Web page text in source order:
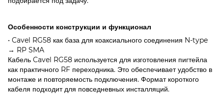
Особенности конструкции и функционал
• Cavel RG58 как база для коаксиального соединения N-type
→ RP SMA
Кабель Cavel RG58 используется для изготовления пигтейла
как практичного RF переходника. Это обеспечивает удобство в
монтаже и повторяемость подключения. Формат короткого
кабеля подходит для повседневных инсталляций.